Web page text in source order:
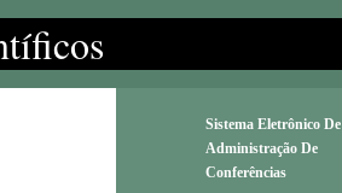
Sistema Eletrônico De
Administração De
Conferências